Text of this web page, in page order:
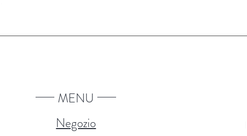
MENU
Negozio